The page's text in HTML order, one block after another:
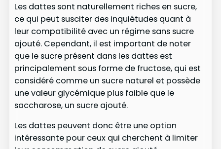
Les dattes sont naturellement riches en sucre,
ce qui peut susciter des inquiétudes quant à
leur compatibilité avec un régime sans sucre
ajouté. Cependant, il est important de noter
que le sucre présent dans les dattes est
principalement sous forme de fructose, qui est
considéré comme un sucre naturel et possède
une valeur glycémique plus faible que le
saccharose, un sucre ajouté.
Les dattes peuvent donc être une option
intéressante pour ceux qui cherchent à limiter